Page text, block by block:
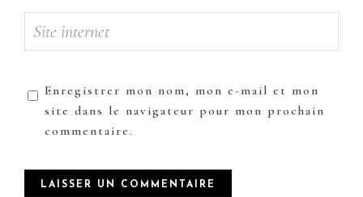
Enregistrer mon nom, mon e-mail et mon
site dans le navigateur pour mon prochain
commentaire.